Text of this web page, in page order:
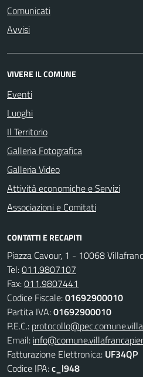
Comunicati
Avvisi
VIVERE IL COMUNE
Eventi
Luoghi
Il Territorio
Galleria Fotografica
Galleria Video
Attività economiche e Servizi
Associazioni e Comitati
CONTATTI E RECAPITI
Piazza Cavour, 1 - 10068
Tel:011.9807107
Fax:011.9807441
Codice Fiscale:01692900010
Partita IVA:01692900010
P.E.C.:
Email:
Fatturazione Elettronica: UF34QP
Codice IPA:c_l948